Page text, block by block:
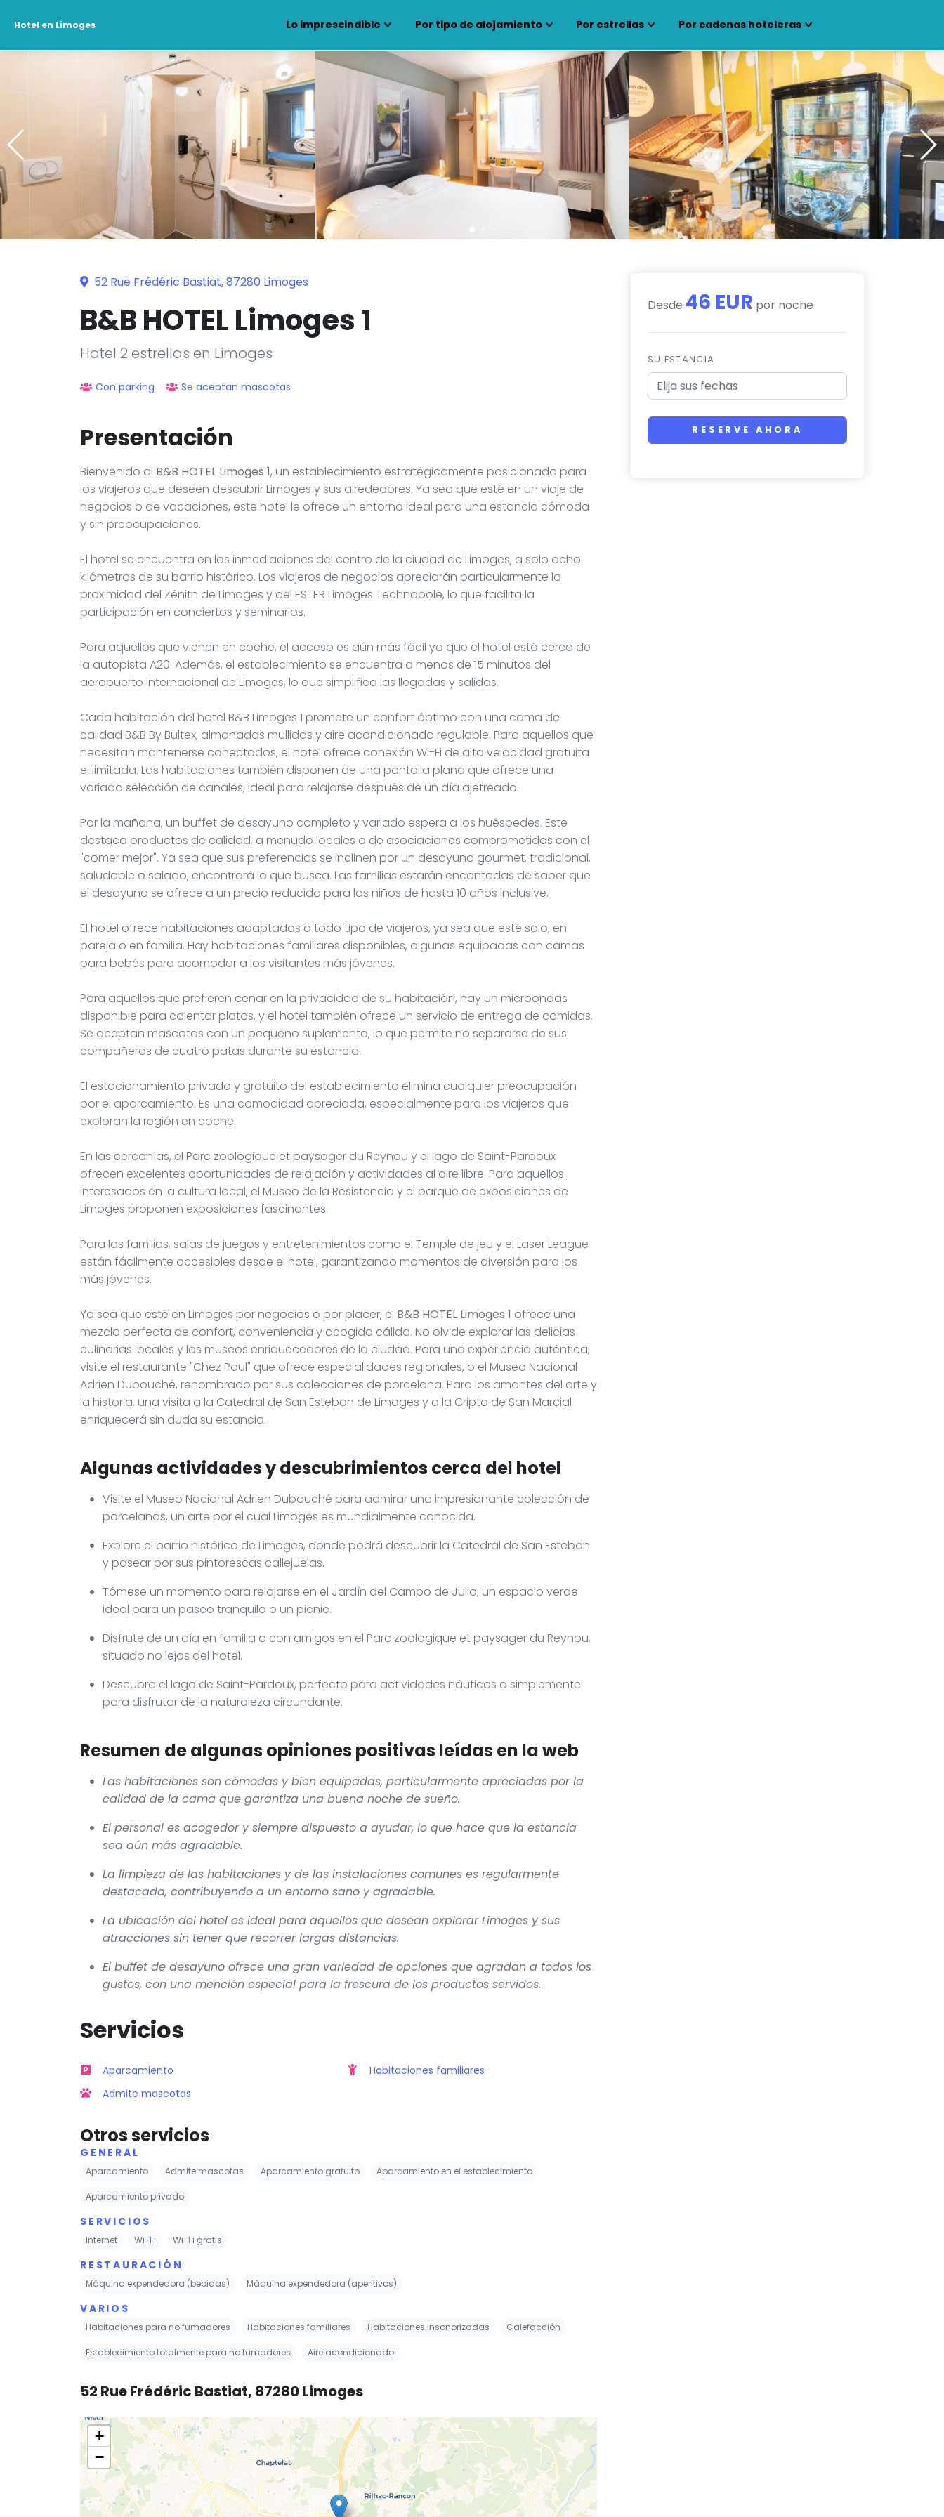
Hotel en Limoges Lo imprescindible Por tipo de alojamiento Por estrellas Por cadenas hoteleras
52 Rue Frédéric Bastiat, 87280 Limoges
B&B HOTEL Limoges 1
Hotel 2 estrellas en Limoges
Con parking Se aceptan mascotas
Presentación
Bienvenido al B&B HOTEL Limoges 1, un establecimiento estratégicamente posicionado para
los viajeros que deseen descubrir Limoges y sus alrededores. Ya sea que esté en un viaje de
negocios o de vacaciones, este hotel le ofrece un entorno ideal para una estancia cómoda
y sin preocupaciones.
El hotel se encuentra en las inmediaciones del centro de la ciudad de Limoges, a solo ocho
kilómetros de su barrio histórico. Los viajeros de negocios apreciarán particularmente la
proximidad del Zénith de Limoges y del ESTER Limoges Technopole, lo que facilita la
participación en conciertos y seminarios.
Para aquellos que vienen en coche, el acceso es aún más fácil ya que el hotel está cerca de
la autopista A20. Además, el establecimiento se encuentra a menos de 15 minutos del
aeropuerto internacional de Limoges, lo que simplifica las llegadas y salidas.
Cada habitación del hotel B&B Limoges 1 promete un confort óptimo con una cama de
calidad B&B By Bultex, almohadas mullidas y aire acondicionado regulable. Para aquellos que
necesitan mantenerse conectados, el hotel ofrece conexión Wi-Fi de alta velocidad gratuita
e ilimitada. Las habitaciones también disponen de una pantalla plana que ofrece una
variada selección de canales, ideal para relajarse después de un día ajetreado.
Por la mañana, un buffet de desayuno completo y variado espera a los huéspedes. Este
destaca productos de calidad, a menudo locales o de asociaciones comprometidas con el
"comer mejor". Ya sea que sus preferencias se inclinen por un desayuno gourmet, tradicional,
saludable o salado, encontrará lo que busca. Las familias estarán encantadas de saber que
el desayuno se ofrece a un precio reducido para los niños de hasta 10 años inclusive.
El hotel ofrece habitaciones adaptadas a todo tipo de viajeros, ya sea que esté solo, en
pareja o en familia. Hay habitaciones familiares disponibles, algunas equipadas con camas
para bebés para acomodar a los visitantes más jóvenes.
Para aquellos que prefieren cenar en la privacidad de su habitación, hay un microondas
disponible para calentar platos, y el hotel también ofrece un servicio de entrega de comidas.
Se aceptan mascotas con un pequeño suplemento, lo que permite no separarse de sus
compañeros de cuatro patas durante su estancia.
El estacionamiento privado y gratuito del establecimiento elimina cualquier preocupación
por el aparcamiento. Es una comodidad apreciada, especialmente para los viajeros que
exploran la región en coche.
En las cercanías, el Parc zoologique et paysager du Reynou y el lago de Saint-Pardoux
ofrecen excelentes oportunidades de relajación y actividades al aire libre. Para aquellos
interesados en la cultura local, el Museo de la Resistencia y el parque de exposiciones de
Limoges proponen exposiciones fascinantes.
Para las familias, salas de juegos y entretenimientos como el Temple de jeu y el Laser League
están fácilmente accesibles desde el hotel, garantizando momentos de diversión para los
más jóvenes.
Ya sea que esté en Limoges por negocios o por placer, el B&B HOTEL Limoges 1 ofrece una
mezcla perfecta de confort, conveniencia y acogida cálida. No olvide explorar las delicias
culinarias locales y los museos enriquecedores de la ciudad. Para una experiencia auténtica,
visite el restaurante "Chez Paul" que ofrece especialidades regionales, o el Museo Nacional
Adrien Dubouché, renombrado por sus colecciones de porcelana. Para los amantes del arte y
la historia, una visita a la Catedral de San Esteban de Limoges y a la Cripta de San Marcial
enriquecerá sin duda su estancia.
Algunas actividades y descubrimientos cerca del hotel
Visite el Museo Nacional Adrien Dubouché para admirar una impresionante colección de
porcelanas, un arte por el cual Limoges es mundialmente conocida.
Explore el barrio histórico de Limoges, donde podrá descubrir la Catedral de San Esteban
y pasear por sus pintorescas callejuelas.
Tómese un momento para relajarse en el Jardín del Campo de Julio, un espacio verde
ideal para un paseo tranquilo o un picnic.
Disfrute de un día en familia o con amigos en el Parc zoologique et paysager du Reynou,
situado no lejos del hotel.
Descubra el lago de Saint-Pardoux, perfecto para actividades náuticas o simplemente
para disfrutar de la naturaleza circundante.
Resumen de algunas opiniones positivas leídas en la web
Las habitaciones son cómodas y bien equipadas, particularmente apreciadas por la
calidad de la cama que garantiza una buena noche de sueño.
El personal es acogedor y siempre dispuesto a ayudar, lo que hace que la estancia
sea aún más agradable.
La limpieza de las habitaciones y de las instalaciones comunes es regularmente
destacada, contribuyendo a un entorno sano y agradable.
La ubicación del hotel es ideal para aquellos que desean explorar Limoges y sus
atracciones sin tener que recorrer largas distancias.
El buffet de desayuno ofrece una gran variedad de opciones que agradan a todos los
gustos, con una mención especial para la frescura de los productos servidos.
Servicios
Aparcamiento
Admite mascotas
Habitaciones familiares
Otros servicios
GENERAL
Aparcamiento Admite mascotas Aparcamiento gratuito Aparcamiento en el establecimiento
Aparcamiento privado
SERVICIOS
Internet Wi-Fi Wi-Fi gratis
RESTAURACIÓN
Máquina expendedora (bebidas) Máquina expendedora (aperitivos)
VARIOS
Habitaciones para no fumadores Habitaciones familiares Habitaciones insonorizadas Calefacción
Establecimiento totalmente para no fumadores Aire acondicionado
52 Rue Frédéric Bastiat, 87280 Limoges
+
−
Desde 46 EUR por noche
SU ESTANCIA
RESERVE AHORA